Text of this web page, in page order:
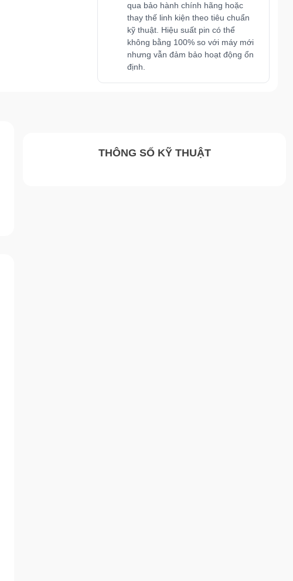
qua bảo hành chính hãng hoặc
thay thế linh kiện theo tiêu chuẩn
kỹ thuật. Hiệu suất pin có thể
không bằng 100% so với máy mới
nhưng vẫn đảm bảo hoạt động ổn
định.
THÔNG SỐ KỸ THUẬT